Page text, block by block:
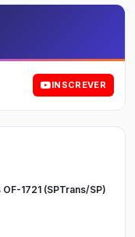
INSCREVER
1721 (SPTrans/SP)